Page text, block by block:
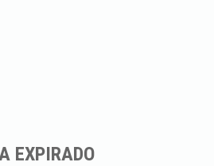
EXPIRADO